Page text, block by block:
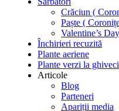
Crăciun (
Paște (
Valentine’s
Închirieri recuzită
Plante aeriene
Plante verzi la ghiveci
Articole
Blog
Parteneri
Apariții media